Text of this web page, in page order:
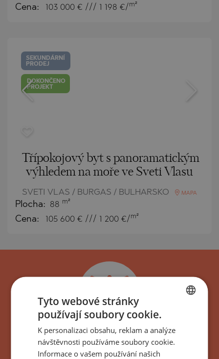
Cena: 103 000 € /// 1 198 €/ m²
SEKUNDÁRNÍ
PRODEJ
DOKONČENO
PROJEKT
Třípokojový byt s panoramatickým
výhledem na moře ve Sveti Vlasu
SVETI VLAS / BURGAS / BULHARSKO MAPA
Plocha: 88 m²
Cena: 105 600 € /// 1 200 €/ m²
Přihlaste se k odběru
BULGARIAN
ENGLISH
Tyto webové stránky
používají soubory cookie.
K personalizaci obsahu, reklam a analýze
návštěvnosti používáme soubory cookie.
Informace o vašem používání našich